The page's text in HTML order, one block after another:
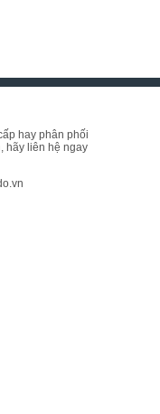
hay phân phối
hãy liên hệ ngay